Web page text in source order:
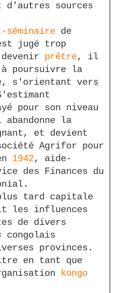
d'autres sources
de
jugé trop
prêtre, il
poursuivre la
s'orientant vers
pour son niveau
la
et devient
Agrifor pour
1942, aide-
des Finances du
tard capitale
les influences
de divers
congolais
provinces.
en tant que
kongo